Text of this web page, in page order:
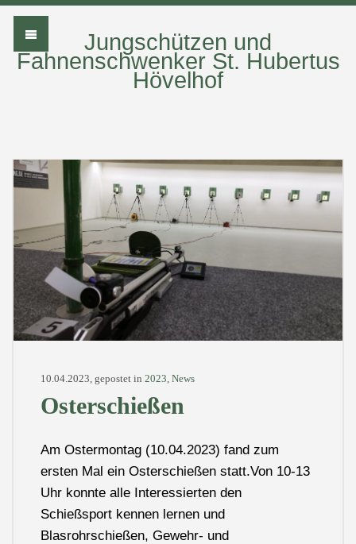
Jungschützen und
Fahnenschwenker St. Hubertus
Hövelhof
10.04.2023, gepostet in 2023 News
Osterschießen
Am Ostermontag (10.04.2023) fand zum
ersten Mal ein Osterschießen statt.Von 10-13
Uhr konnte alle Interessierten den
Schießsport kennen lernen und
Blasrohrschießen, Gewehr- und